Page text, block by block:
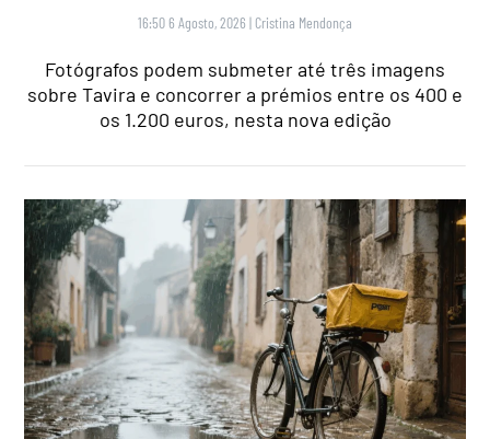
16:50 6 Agosto, 2026 | Cristina Mendonça
Fotógrafos podem submeter até três imagens
sobre Tavira e concorrer a prémios entre os 400 e
os 1.200 euros, nesta nova edição